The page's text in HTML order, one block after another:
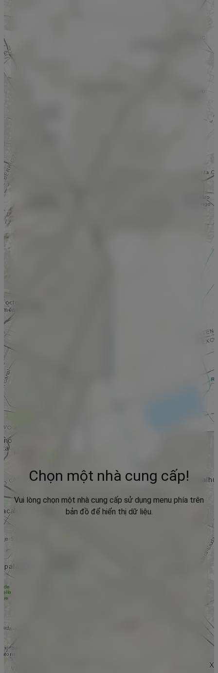
Chọn một nhà cung cấp!
Vui lòng chọn một nhà cung cấp sử dụng menu phía trên
bản đồ để hiển thị dữ liệu.